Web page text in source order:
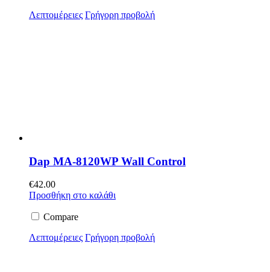
Λεπτομέρειες Γρήγορη προβολή
Dap MA-8120WP Wall Control
€42.00
Προσθήκη στο καλάθι
Compare
Λεπτομέρειες Γρήγορη προβολή